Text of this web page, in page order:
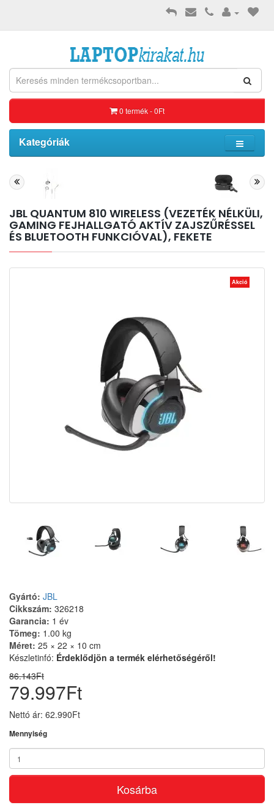
0 termék - 0Ft
Kategóriák
JBL QUANTUM 810 WIRELESS (VEZETÉK NÉLKÜLI,
GAMING FEJHALLGATÓ AKTÍV ZAJSZŰRÉSSEL
ÉS BLUETOOTH FUNKCIÓVAL), FEKETE
Akció
Gyártó: JBL
Cikkszám: 326218
Garancia: 1 év
Tömeg: 1.00 kg
Méret: 25 × 22 × 10 cm
Készletinfó: Érdeklődjön a termék elérhetőségéről!
86.143Ft
79.997Ft
Nettó ár: 62.990Ft
Mennyiség
Kosárba